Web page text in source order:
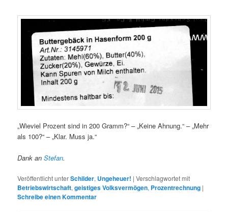
„Wieviel Prozent sind in 200 Gramm?“ – „Keine Ahnung.“ – „Mehr
als 100?“ – „Klar. Muss ja.“
Dank anStefan.
Veröffentlicht unterSchilder, Ungeheuer! |Verschlagwortet mit
Betriebswirtschaft,geistiges Volksvermögen, Prozentrechnung |
Schreibe einen Kommentar